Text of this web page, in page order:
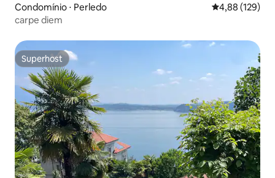
Condomínio ⋅ Perledo 4,88 de uma
4,88 (129)
carpe diem
Superhost
Superhost